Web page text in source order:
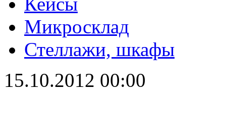
Микросклад
Стеллажи, шкафы
15.10.2012 00:00